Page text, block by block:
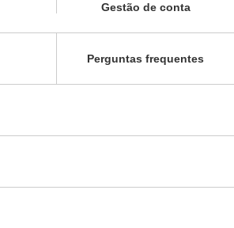
Gestão de conta
Perguntas frequentes